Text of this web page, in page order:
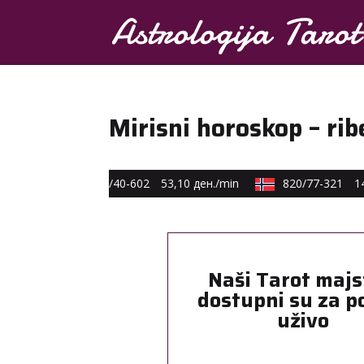
Mirisni horoskop –
0590/40-602 53,10 ден./min 820/77-321
Naši Tarot
dostupni su za
uživo